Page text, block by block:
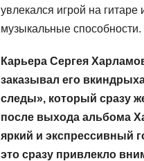
увлекался игрой на
музыкальные способности.
Карьера Сергея
заказывал его
следы», который сразу
после выхода альбома
яркий и экспрессивный
это сразу привлекло